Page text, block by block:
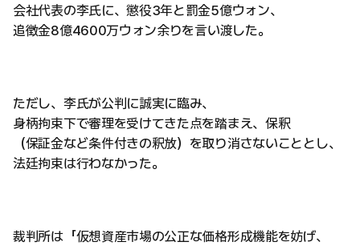
会社代表の李氏に、懲役3年と罰金5億ウォン、
追徴金8億4600万ウォン余りを言い渡した。
ただし、李氏が公判に誠実に臨み、
身柄拘束下で審理を受けてきた点を踏まえ、保釈
（保証金など条件付きの釈放）を取り消さないこととし、
法廷拘束は行わなかった。
裁判所は「仮想資産市場の公正な価格形成機能を妨げ、